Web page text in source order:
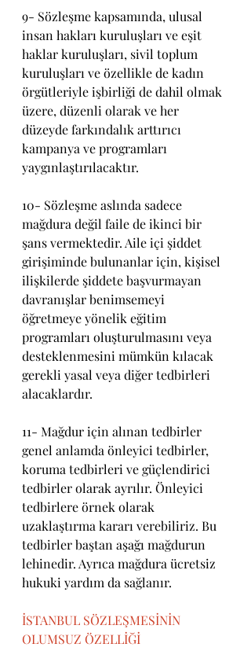
9- Sözleşme kapsamında, ulusal
insan hakları kuruluşları ve eşit
haklar kuruluşları, sivil toplum
kuruluşları ve özellikle de kadın
örgütleriyle işbirliği de dahil olmak
üzere, düzenli olarak ve her
düzeyde farkındalık arttırıcı
kampanya ve programları
yaygınlaştırılacaktır.
10- Sözleşme aslında sadece
mağdura değil faile de ikinci bir
şans vermektedir. Aile içi şiddet
girişiminde bulunanlar için, kişisel
ilişkilerde şiddete başvurmayan
davranışlar benimsemeyi
öğretmeye yönelik eğitim
programları oluşturulmasını veya
desteklenmesini mümkün kılacak
gerekli yasal veya diğer tedbirleri
alacaklardır.
11- Mağdur için alınan tedbirler
genel anlamda önleyici tedbirler,
koruma tedbirleri ve güçlendirici
tedbirler olarak ayrılır. Önleyici
tedbirlere örnek olarak
uzaklaştırma kararı verebiliriz. Bu
tedbirler baştan aşağı mağdurun
lehinedir. Ayrıca mağdura ücretsiz
hukuki yardım da sağlanır.
İSTANBUL SÖZLEŞMESİNİN
OLUMSUZ ÖZELLİĞİ